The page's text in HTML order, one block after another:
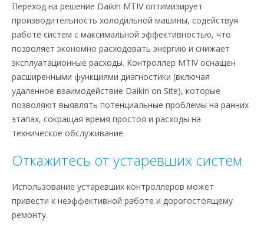
Переход на решение Daikin MTIV оптимизирует
производительность холодильной машины, содействуя
работе систем с максимальной эффективностью, что
позволяет экономно расходовать энергию и снижает
эксплуатационные расходы. Контроллер MTIV оснащен
расширенными функциями диагностики (включая
удаленное взаимодействие Daikin on Site), которые
позволяют выявлять потенциальные проблемы на ранних
этапах, сокращая время простоя и расходы на
техническое обслуживание.
Откажитесь от устаревших систем
Использование устаревших контроллеров может
привести к неэффективной работе и дорогостоящему
ремонту.